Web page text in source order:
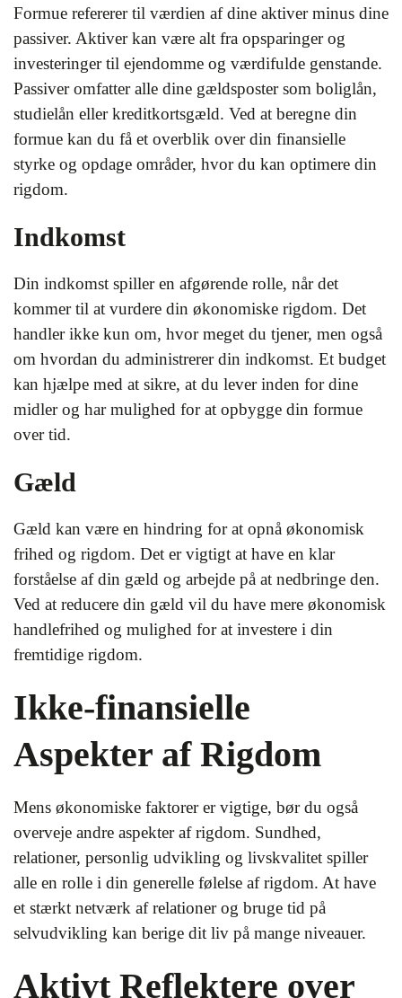
Formue refererer til værdien af dine aktiver minus dine
passiver. Aktiver kan være alt fra opsparinger og
investeringer til ejendomme og værdifulde genstande.
Passiver omfatter alle dine gældsposter som boliglån,
studielån eller kreditkortsgæld. Ved at beregne din
formue kan du få et overblik over din finansielle
styrke og opdage områder, hvor du kan optimere din
rigdom.
Indkomst
Din indkomst spiller en afgørende rolle, når det
kommer til at vurdere din økonomiske rigdom. Det
handler ikke kun om, hvor meget du tjener, men også
om hvordan du administrerer din indkomst. Et budget
kan hjælpe med at sikre, at du lever inden for dine
midler og har mulighed for at opbygge din formue
over tid.
Gæld
Gæld kan være en hindring for at opnå økonomisk
frihed og rigdom. Det er vigtigt at have en klar
forståelse af din gæld og arbejde på at nedbringe den.
Ved at reducere din gæld vil du have mere økonomisk
handlefrihed og mulighed for at investere i din
fremtidige rigdom.
Ikke-finansielle
Aspekter af Rigdom
Mens økonomiske faktorer er vigtige, bør du også
overveje andre aspekter af rigdom. Sundhed,
relationer, personlig udvikling og livskvalitet spiller
alle en rolle i din generelle følelse af rigdom. At have
et stærkt netværk af relationer og bruge tid på
selvudvikling kan berige dit liv på mange niveauer.
Aktivt Reflektere over